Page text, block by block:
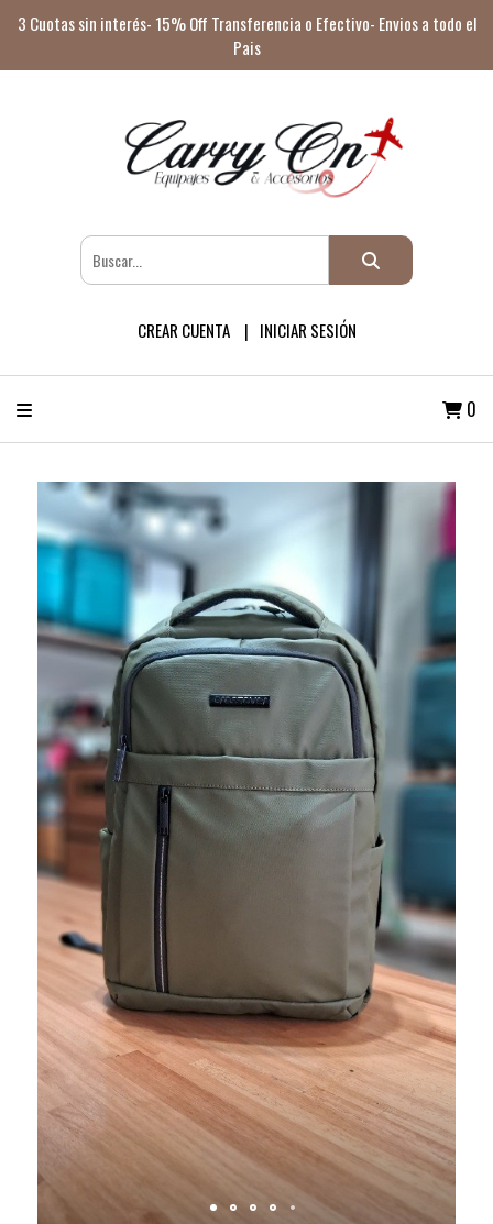
3 Cuotas sin interés- 15% Off Transferencia o Efectivo- Envios a todo el
Pais
CREAR CUENTA INICIAR SESIÓN
0